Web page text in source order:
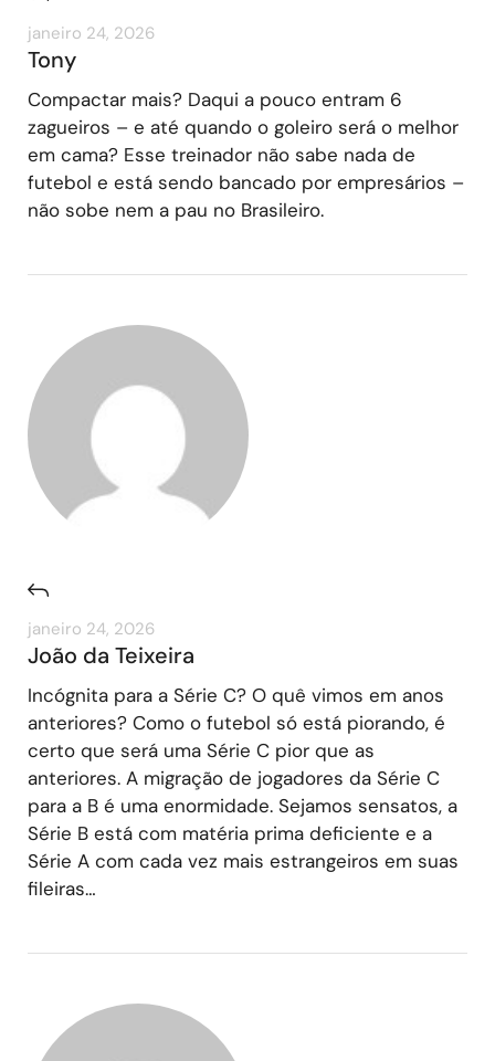
janeiro 24, 2026
Tony
Compactar mais? Daqui a pouco entram 6
zagueiros – e até quando o goleiro será o melhor
em cama? Esse treinador não sabe nada de
futebol e está sendo bancado por empresários –
não sobe nem a pau no Brasileiro.
janeiro 24, 2026
João da Teixeira
Incógnita para a Série C? O quê vimos em anos
anteriores? Como o futebol só está piorando, é
certo que será uma Série C pior que as
anteriores. A migração de jogadores da Série C
para a B é uma enormidade. Sejamos sensatos, a
Série B está com matéria prima deficiente e a
Série A com cada vez mais estrangeiros em suas
fileiras…